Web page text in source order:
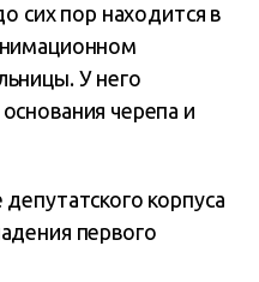
сих пор находится в
У него
черепа и
корпуса
первого